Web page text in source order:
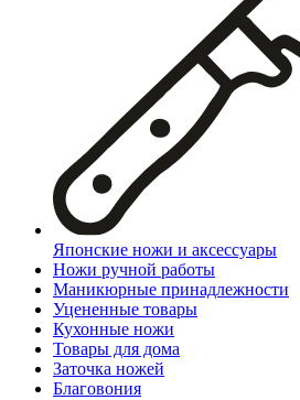
Японские ножи и аксессуары
Ножи ручной работы
Маникюрные принадлежности
Уцененные товары
Кухонные ножи
Товары для дома
Заточка ножей
Благовония